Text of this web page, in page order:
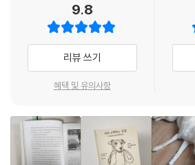
미국 아마존 반려동물 분야 베스트셀러
“개가 우리를 이해하려고 하는 만큼, 우리도 개
우리가 개에게 주는 사랑과 관심에도 불구하고
안다. 그러나 개가 악취 나는 곳에 코를 킁킁대
미일까? 개들은 왜 어떤 개와는 줄 당기기를 하
신의 배를 보여줄까? 어째서 수줍은 개가 있고
다. 보고 싶은 대로 보았고 믿고 싶은 대로 믿었
히 개를 이해한다고 말하지 말라.
- 이정모 (과학 커뮤니케이터)
과학자의 안목 있는 눈과 개를 사랑하는 사람
력과 놀라움이 배어 있다. 술술 읽히는 장점 말
가 있다. 개의 감각, 생리학, 마음에 관한 참신
와 함께 만들어가는 삶을 한층 의미 있고 보람
9.8
리뷰 쓰기
혜택 및 유의사항